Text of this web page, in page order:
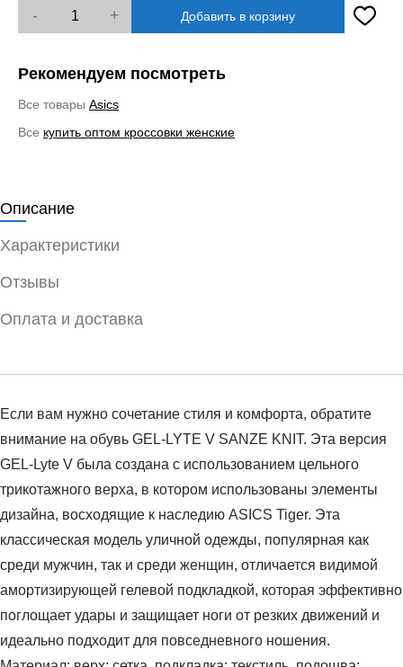
- + Добавить в корзину
Рекомендуем посмотреть
Все товары Asics
Все купить оптом кроссовки женские
Описание
Характеристики
Отзывы
Оплата и доставка
Если вам нужно сочетание стиля и комфорта, обратите
внимание на обувь GEL-LYTE V SANZE KNIT. Эта версия
GEL-Lyte V была создана с использованием цельного
трикотажного верха, в котором использованы элементы
дизайна, восходящие к наследию ASICS Tiger. Эта
классическая модель уличной одежды, популярная как
среди мужчин, так и среди женщин, отличается видимой
амортизирующей гелевой подкладкой, которая эффективно
поглощает удары и защищает ноги от резких движений и
идеально подходит для повседневного ношения.